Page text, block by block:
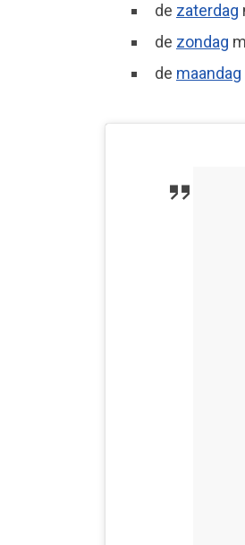
de zaterdag
de zondag
de maandag